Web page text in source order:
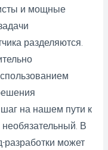
и мощные
разделяются.
на нашем пути к
В
может